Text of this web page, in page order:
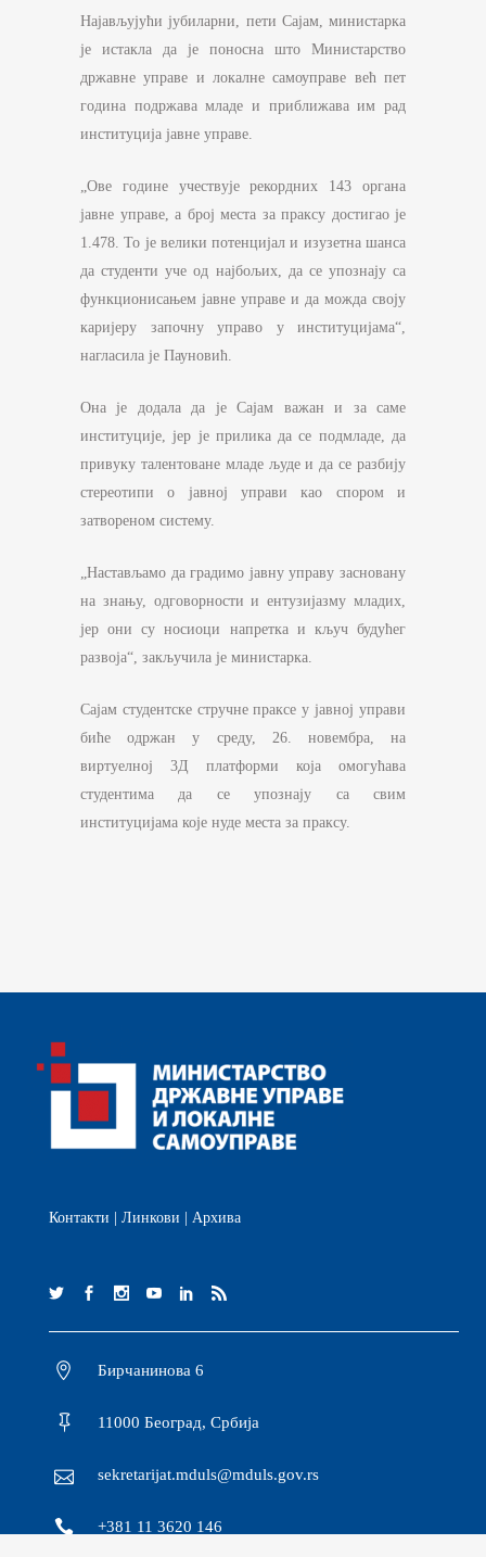
Најављујући јубиларни, пети Сајам, министарка
је истакла да је поносна што Министарство
државне управе и локалне самоуправе већ пет
година подржава младе и приближава им рад
институција јавне управе.
„Ове године учествује рекордних 143 органа
јавне управе, а број места за праксу достигао је
1.478. То је велики потенцијал и изузетна шанса
да студенти уче од најбољих, да се упознају са
функционисањем јавне управе и да можда своју
каријеру започну управо у институцијама“,
нагласила је Пауновић.
Она је додала да је Сајам важан и за саме
институције, јер је прилика да се подмладе, да
привуку талентоване младе људе и да се разбију
стереотипи о јавној управи као спором и
затвореном систему.
„Настављамо да градимо јавну управу засновану
на знању, одговорности и ентузијазму младих,
јер они су носиоци напретка и кључ будућег
развоја“, закључила је министарка.
Сајам студентске стручне праксе у јавној управи
биће одржан у среду, 26. новембра, на
виртуелној 3Д платформи која омогућава
студентима да се упознају са свим
институцијама које нуде места за праксу.
Контакти Линкови Архива
Бирчанинова 6
11000 Београд, Србија
sekretarijat.mduls@mduls.gov.rs
+381 11 3620 146